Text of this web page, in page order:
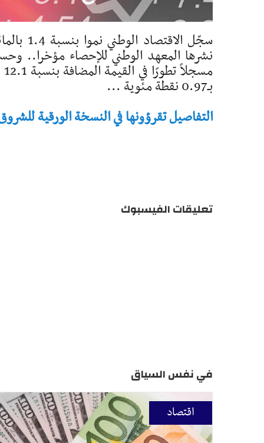
نشرها المعهد الوطني للإحصاء مؤخرا..
بـ0.97 نقطة مئوية ...
التفاصيل تقرؤونها في النسخة الورقية للشروق -
تعليقات الفيسبوك
في نفس السياق
اقتصاد